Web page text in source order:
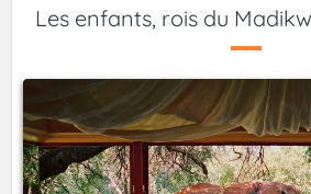
Les enfants, rois du